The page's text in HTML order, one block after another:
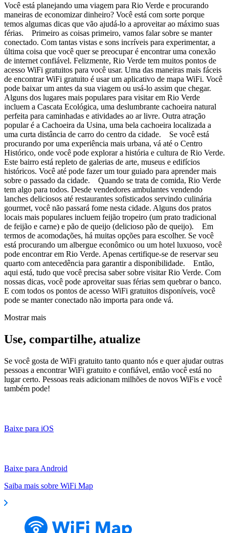
Você está planejando uma viagem para Rio Verde e procurando
maneiras de economizar dinheiro? Você está com sorte porque
temos algumas dicas que vão ajudá-lo a aproveitar ao máximo suas
férias. Primeiro as coisas primeiro, vamos falar sobre se manter
conectado. Com tantas vistas e sons incríveis para experimentar, a
última coisa que você quer se preocupar é encontrar uma conexão
de internet confiável. Felizmente, Rio Verde tem muitos pontos de
acesso WiFi gratuitos para você usar. Uma das maneiras mais fáceis
de encontrar WiFi gratuito é usar um aplicativo de mapa WiFi. Você
pode baixar um antes da sua viagem ou usá-lo assim que chegar.
Alguns dos lugares mais populares para visitar em Rio Verde
incluem a Cascata Ecológica, uma deslumbrante cachoeira natural
perfeita para caminhadas e atividades ao ar livre. Outra atração
popular é a Cachoeira da Usina, uma bela cachoeira localizada a
uma curta distância de carro do centro da cidade. Se você está
procurando por uma experiência mais urbana, vá até o Centro
Histórico, onde você pode explorar a história e cultura de Rio Verde.
Este bairro está repleto de galerias de arte, museus e edifícios
históricos. Você até pode fazer um tour guiado para aprender mais
sobre o passado da cidade. Quando se trata de comida, Rio Verde
tem algo para todos. Desde vendedores ambulantes vendendo
lanches deliciosos até restaurantes sofisticados servindo culinária
gourmet, você não passará fome nesta cidade. Alguns dos pratos
locais mais populares incluem feijão tropeiro (um prato tradicional
de feijão e carne) e pão de queijo (delicioso pão de queijo). Em
termos de acomodações, há muitas opções para escolher. Se você
está procurando um albergue econômico ou um hotel luxuoso, você
pode encontrar em Rio Verde. Apenas certifique-se de reservar seu
quarto com antecedência para garantir a disponibilidade. Então,
aqui está, tudo que você precisa saber sobre visitar Rio Verde. Com
nossas dicas, você pode aproveitar suas férias sem quebrar o banco.
E com todos os pontos de acesso WiFi gratuitos disponíveis, você
pode se manter conectado não importa para onde vá.
Mostrar mais
Use, compartilhe, atualize
Se você gosta de WiFi gratuito tanto quanto nós e quer ajudar outras
pessoas a encontrar WiFi gratuito e confiável, então você está no
lugar certo. Pessoas reais adicionam milhões de novos WiFis e você
também pode!
Baixe para iOS
Baixe para Android
Saiba mais sobre WiFi Map